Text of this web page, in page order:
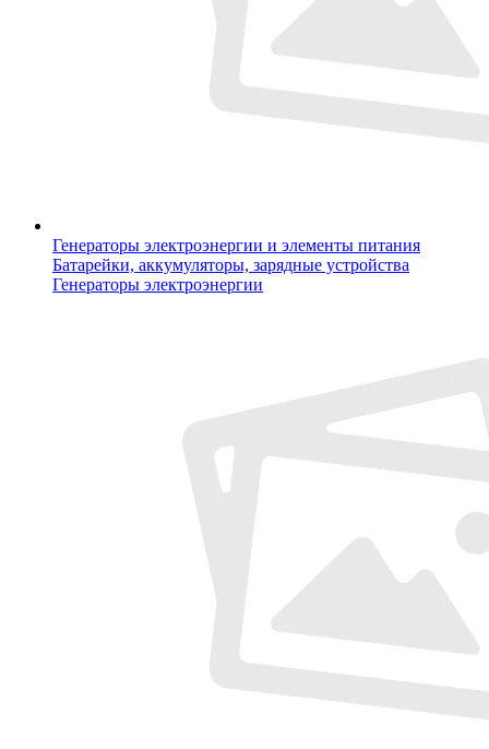
Генераторы электроэнергии и элементы питания
Батарейки, аккумуляторы, зарядные устройства
Генераторы электроэнергии